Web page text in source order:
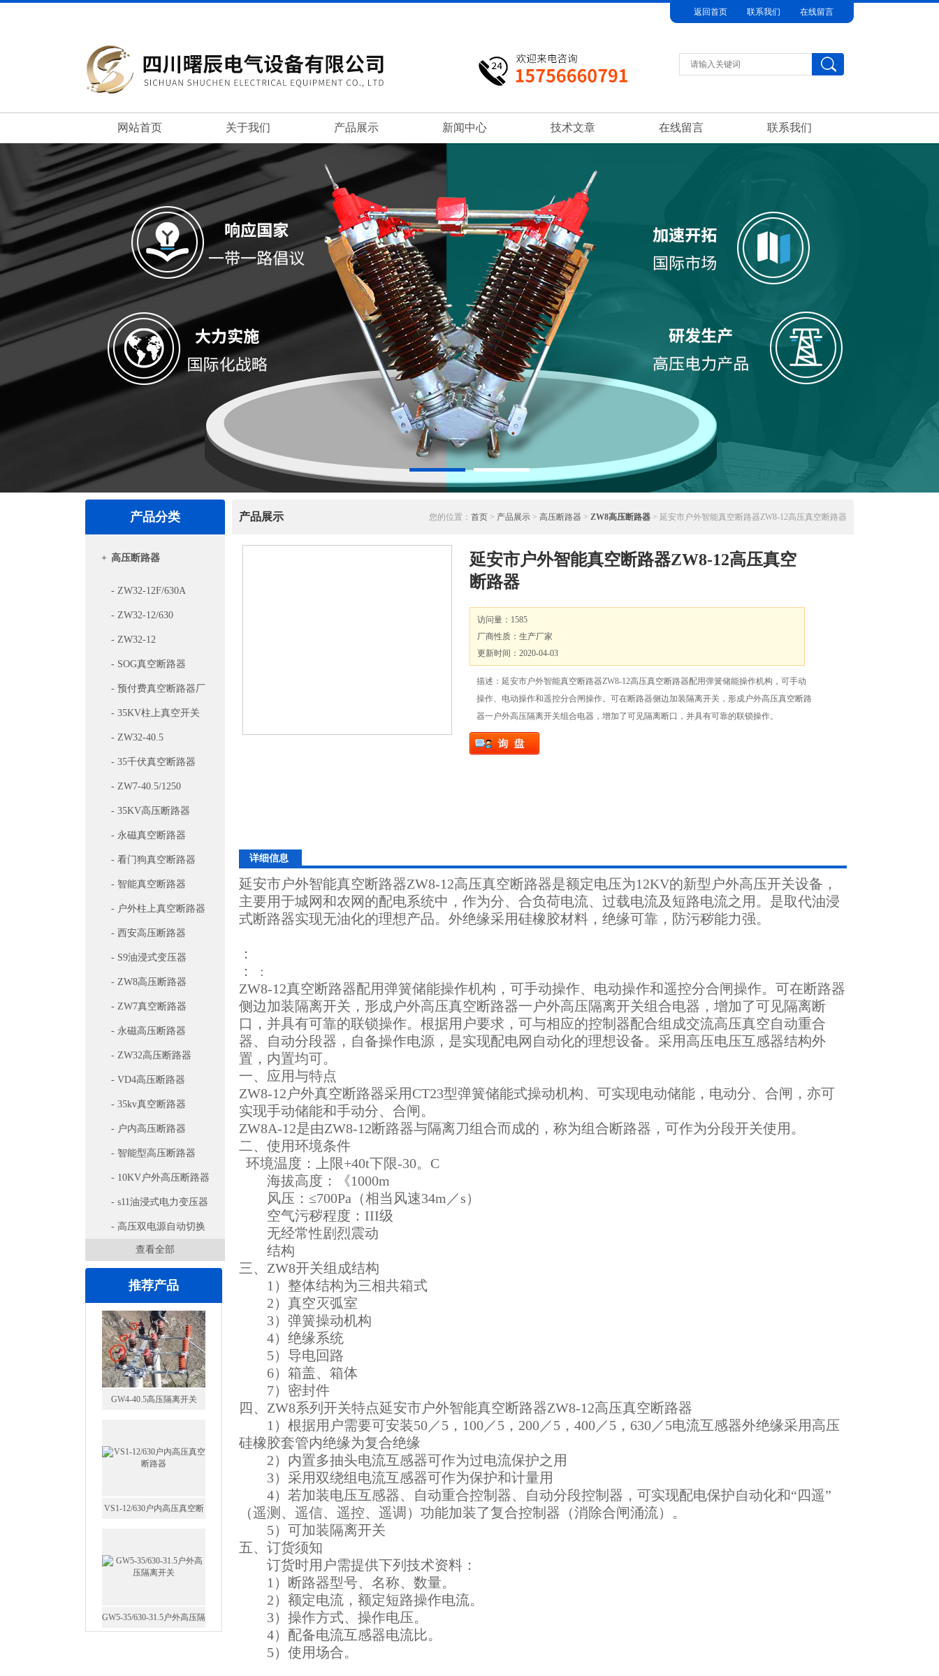
返回首页 联系我们 在线留言
网站首页 关于我们 产品展示 新闻中心 技术文章 在线留言 联系我们
产品分类
+ 高压断路器
- ZW32-12F/630A
- ZW32-12/630
- ZW32-12
- SOG真空断路器
- 预付费真空断路器厂
- 35KV柱上真空开关
- ZW32-40.5
- 35千伏真空断路器
- ZW7-40.5/1250
- 35KV高压断路器
- 永磁真空断路器
- 看门狗真空断路器
- 智能真空断路器
- 户外柱上真空断路器
- 西安高压断路器
- S9油浸式变压器
- ZW8高压断路器
- ZW7真空断路器
- 永磁高压断路器
- ZW32高压断路器
- VD4高压断路器
- 35kv真空断路器
- 户内高压断路器
- 智能型高压断路器
- 10KV户外高压断路器
- s11油浸式电力变压器
- 高压双电源自动切换
查看全部
推荐产品
GW4-40.5高压隔离开关
产品展示 您的位置： 首页 > 产品展示 > 高压断路器 > ZW8高压断路器 > 延安市户外智能真空断路器ZW8-12高压真空断路器
延安市户外智能真空断路器ZW8-12高压真空
断路器
访问量：1585
厂商性质：生产厂家
更新时间：2020-04-03
描述：延安市户外智能真空断路器ZW8-12高压真空断路器配用弹簧储能操作机构，可手动
操作、电动操作和遥控分合闸操作。可在断路器侧边加装隔离开关，形成户外高压真空断路
器一户外高压隔离开关组合电器，增加了可见隔离断口，并具有可靠的联锁操作。
详细信息
延安市户外智能真空断路器ZW8-12高压真空断路器是额定电压为12KV的新型户外高压开关设备，
主要用于城网和农网的配电系统中，作为分、合负荷电流、过载电流及短路电流之用。是取代油浸
式断路器实现无油化的理想产品。外绝缘采用硅橡胶材料，绝缘可靠，防污秽能力强。
：
： :
ZW8-12真空断路器配用弹簧储能操作机构，可手动操作、电动操作和遥控分合闸操作。可在断路器
侧边加装隔离开关，形成户外高压真空断路器一户外高压隔离开关组合电器，增加了可见隔离断
口，并具有可靠的联锁操作。根据用户要求，可与相应的控制器配合组成交流高压真空自动重合
器、自动分段器，自备操作电源，是实现配电网自动化的理想设备。采用高压电压互感器结构外
置，内置均可。
一、应用与特点
ZW8-12户外真空断路器采用CT23型弹簧储能式操动机构、可实现电动储能，电动分、合闸，亦可
实现手动储能和手动分、合闸。
ZW8A-12是由ZW8-12断路器与隔离刀组合而成的，称为组合断路器，可作为分段开关使用。
二、使用环境条件
环境温度：上限+40t下限-30。C
海拔高度：《1000m
风压：≤700Pa（相当风速34m／s）
空气污秽程度：III级
无经常性剧烈震动
结构
三、ZW8开关组成结构
1）整体结构为三相共箱式
2）真空灭弧室
3）弹簧操动机构
4）绝缘系统
5）导电回路
6）箱盖、箱体
7）密封件
四、ZW8系列开关特点延安市户外智能真空断路器ZW8-12高压真空断路器
1）根据用户需要可安装50／5，100／5，200／5，400／5，630／5电流互感器外绝缘采用高压
硅橡胶套管内绝缘为复合绝缘
2）内置多抽头电流互感器可作为过电流保护之用
3）采用双绕组电流互感器可作为保护和计量用
4）若加装电压互感器、自动重合控制器、自动分段控制器，可实现配电保护自动化和“四遥”
（遥测、遥信、遥控、遥调）功能加装了复合控制器（消除合闸涌流）。
5）可加装隔离开关
五、订货须知
订货时用户需提供下列技术资料：
1）断路器型号、名称、数量。
2）额定电流，额定短路操作电流。
3）操作方式、操作电压。
4）配备电流互感器电流比。
5）使用场合。